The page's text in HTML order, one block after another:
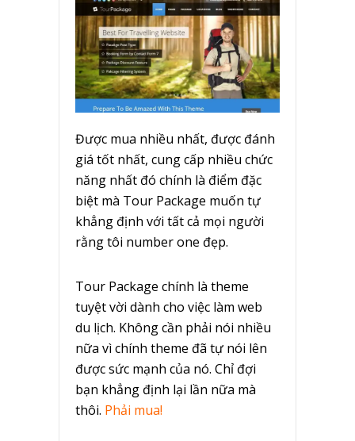
Được mua nhiều nhất, được đánh
giá tốt nhất, cung cấp nhiều chức
năng nhất đó chính là điểm đặc
biệt mà Tour Package muốn tự
khẳng định với tất cả mọi người
rằng tôi number one đẹp.
Tour Package chính là theme
tuyệt vời dành cho việc làm web
du lịch. Không cần phải nói nhiều
nữa vì chính theme đã tự nói lên
được sức mạnh của nó. Chỉ đợi
bạn khẳng định lại lần nữa mà
thôi. Phải mua!